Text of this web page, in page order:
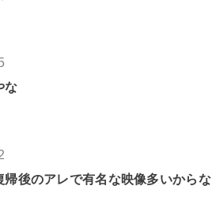
な
後のアレで有名な映像多いからな